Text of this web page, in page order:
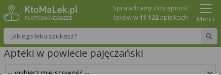
Wpisz nazwę leku
Sprawdzamy dostępność
leków w11 122aptekach Menu
Apteki w powiecie pajęczański